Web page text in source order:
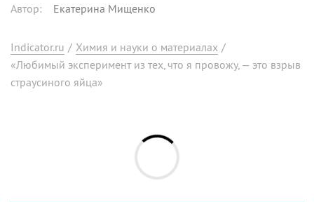
Автор: Екатерина Мищенко
Indicator.ru / Химия и науки о материалах /
«Любимый эксперимент из тех, что я провожу, — это взрыв
страусиного яйца»